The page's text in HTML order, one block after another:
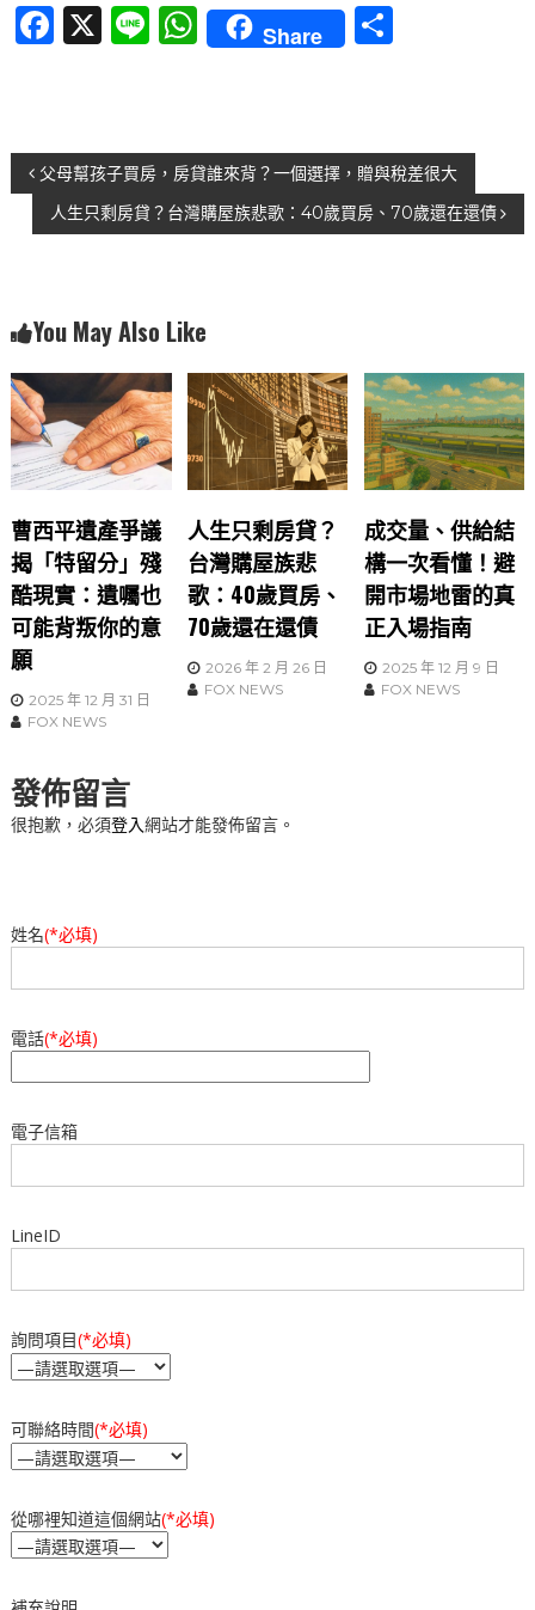
F
b
o
X Li W
h
A
p
Share
分
文
章
覽
父母幫孩子買房，房貸誰來背？一個選擇，贈與稅差很大
人生只剩房貸？台灣購屋族悲歌：40歲買房、70歲還在還債
You May Also Like
曹西平遺產爭議
揭「特留分」殘
酷現實：遺囑也
可能背叛你的意
願
2025 年 12 月 31 日
FOX NEWS
人生只剩房貸？
台灣購屋族悲
歌：40歲買房、
70歲還在還債
2026 年 2 月 26 日
FOX NEWS
成交量、供給結
構一次看懂！避
開市場地雷的真
正入場指南
2025 年 12 月 9 日
FOX NEWS
發佈留言
很抱歉，必須登入網站才能發佈留言。
姓名(*必填)
電話(*必填)
電子信箱
LineID
詢問項目(*必填)
可聯絡時間(*必填)
從哪裡知道這個網站(*必填)